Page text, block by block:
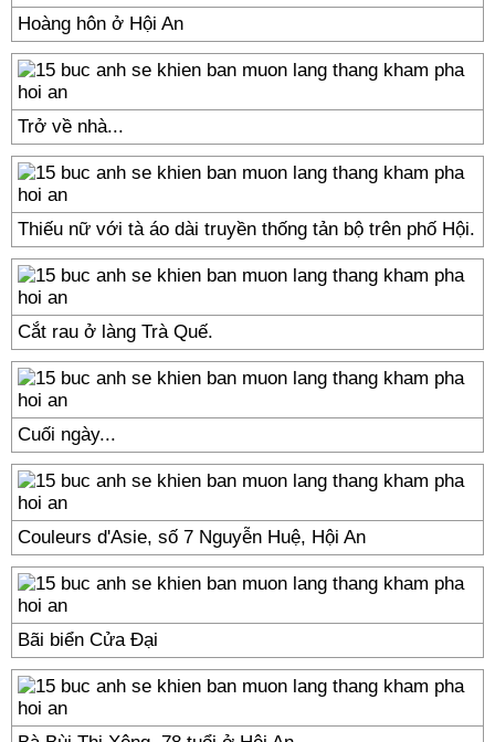
Hoàng hôn ở Hội An
Trở về nhà...
Thiếu nữ với tà áo dài truyền thống tản bộ trên phố Hội.
Cắt rau ở làng Trà Quế.
Cuối ngày...
Couleurs d'Asie, số 7 Nguyễn Huệ, Hội An
Bãi biển Cửa Đại